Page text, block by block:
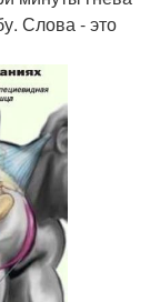
Слова - это